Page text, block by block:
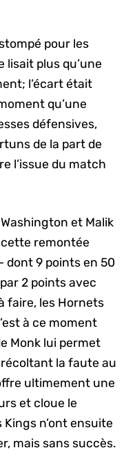
pour les
lisait plus qu’une
l’écart était
qu’une
défensives,
de la part de
l’issue du match
et Malik
remontée
dont 9 points en 50
2 points avec
faire, les Hornets
à ce moment
Monk lui permet
récoltant la faute au
ultimement une
et cloue le
n’ont ensuite
mais sans succès.